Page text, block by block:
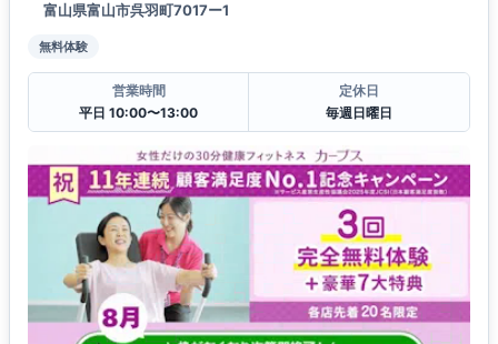
富山県富山市呉羽町7017ー1
無料体験
営業時間
平日 10:00〜13:00
定休日
毎週日曜日